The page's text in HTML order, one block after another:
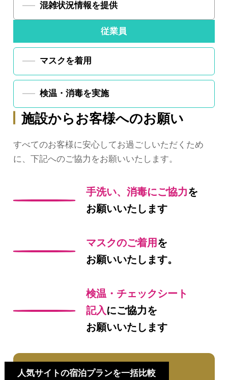
混雑状況情報を提供
従業員
マスクを着用
検温・消毒を実施
施設からお客様へのお願い
すべてのお客様に安心してお過ごしいただくため
に、下記へのご協力をお願いいたします。
手洗い、消毒にご協力を
お願いいたします
マスクのご着用 を
お願いいたします。
検温・チェックシート
記入 にご協力を
お願いいたします
人気サイトの宿泊プランを一括比較